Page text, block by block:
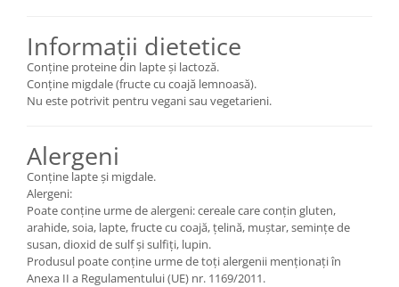
Informații dietetice
Conține proteine din lapte și lactoză.
Conține migdale (fructe cu coajă lemnoasă).
Nu este potrivit pentru vegani sau vegetarieni.
Alergeni
Conține lapte și migdale.
Alergeni:
Poate conține urme de alergeni: cereale care conțin gluten,
arahide, soia, lapte, fructe cu coajă, țelină, muștar, semințe de
susan, dioxid de sulf și sulfiți, lupin.
Produsul poate conține urme de toți alergenii menționați în
Anexa II a Regulamentului (UE) nr. 1169/2011.